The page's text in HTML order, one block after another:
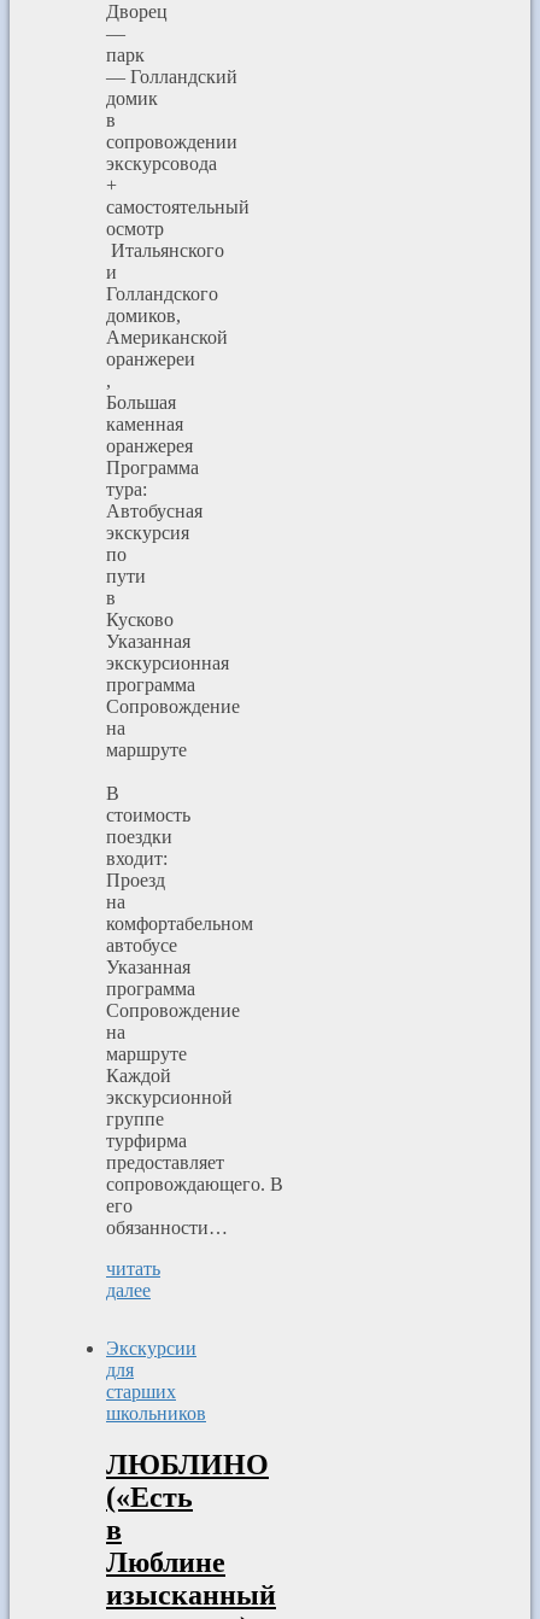
Дворец
—
парк
— Голландский
домик
в
сопровождении
экскурсовода
+
самостоятельный
осмотр
Итальянского
и
Голландского
домиков,
Американской
оранжереи
,
Большая
каменная
оранжерея
Программа
тура:
Автобусная
экскурсия
по
пути
в
Кусково
Указанная
экскурсионная
программа
Сопровождение
на
маршруте
В
стоимость
поездки
входит:
Проезд
на
комфортабельном
автобусе
Указанная
программа
Сопровождение
на
маршруте
Каждой
экскурсионной
группе
турфирма
предоставляет
сопровождающего. В
его
обязанности…
читать
далее
Экскурсии
для
старших
школьников
ЛЮБЛИНО
(«Есть
в
Люблине
изысканный